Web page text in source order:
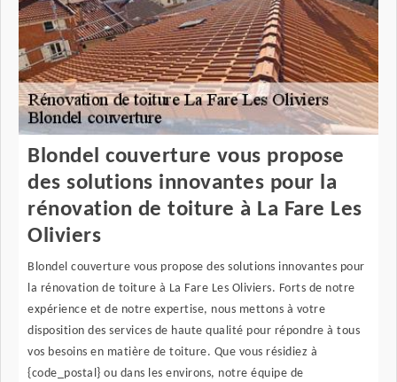
Blondel couverture vous propose
des solutions innovantes pour la
rénovation de toiture à La Fare Les
Oliviers
Blondel couverture vous propose des solutions innovantes pour
la rénovation de toiture à La Fare Les Oliviers. Forts de notre
expérience et de notre expertise, nous mettons à votre
disposition des services de haute qualité pour répondre à tous
vos besoins en matière de toiture. Que vous résidiez à
{code_postal} ou dans les environs, notre équipe de